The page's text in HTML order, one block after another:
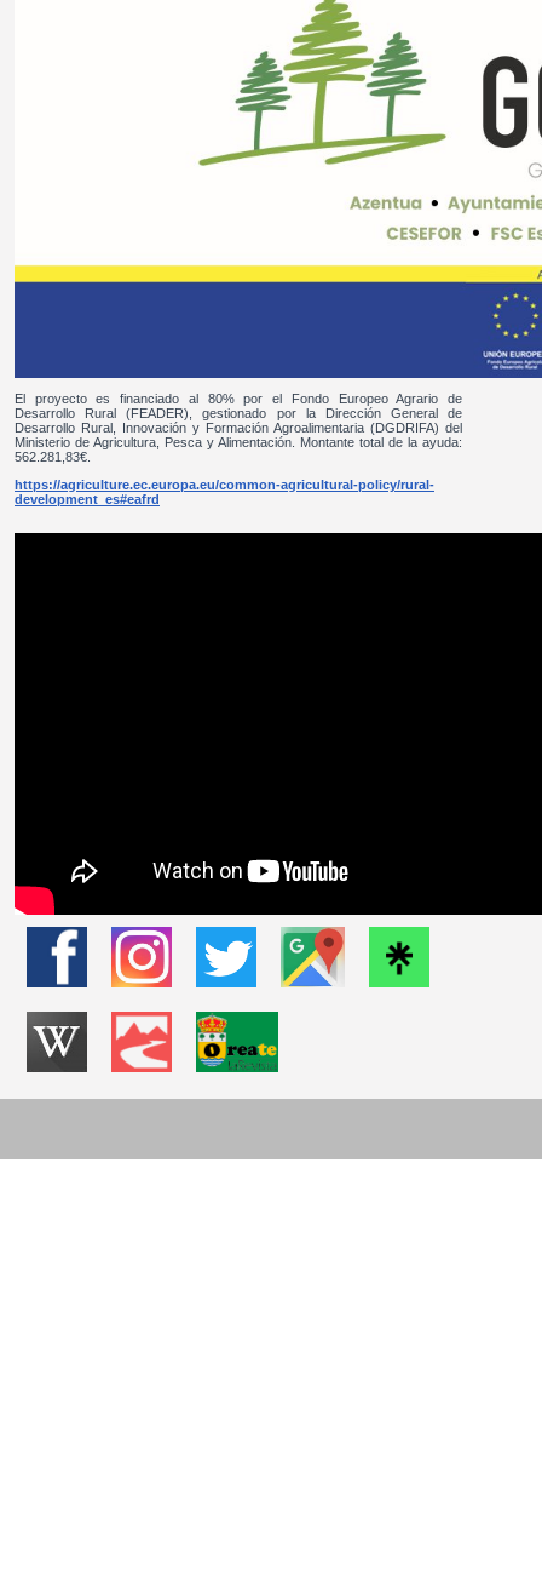
El proyecto es financiado al 80% por el Fondo Europeo Agrario de
Desarrollo Rural (FEADER), gestionado por la Dirección General de
Desarrollo Rural, Innovación y Formación Agroalimentaria (DGDRIFA) del
Ministerio de Agricultura, Pesca y Alimentación. Montante total de la ayuda:
562.281,83€.
https://agriculture.ec.europa.eu/common-agricultural-policy/rural-
development_es#eafrd